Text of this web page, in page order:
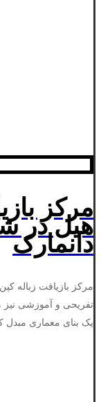
مرکز
هیل در
دانمارک
مرکز بازیافت زباله
تفریحی و آموزشی نیز
یک بنای معماری